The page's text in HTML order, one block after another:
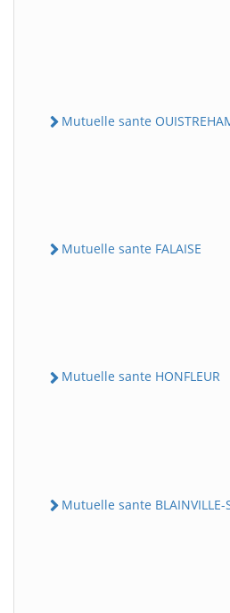
Mutuelle sante
Mutuelle sante FALAISE
Mutuelle sante HONFLEUR
Mutuelle sante BLAINVILLE-